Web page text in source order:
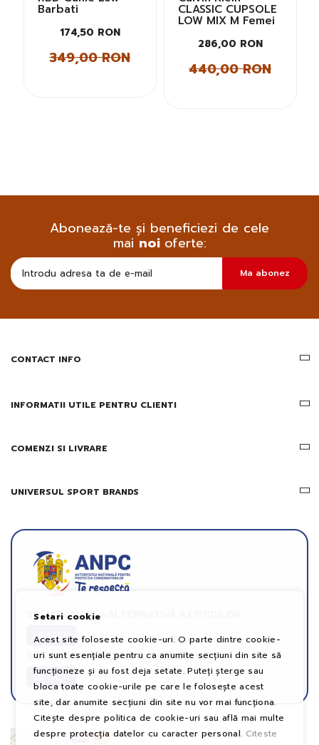
Barbati
174,50 RON
349,00 RON
CLASSIC CUPSOLE
LOW MIX M Femei
286,00 RON
440,00 RON
Abonează-te și beneficiezi de cele
mainoi oferte:
sa
primesc
informatii
Ma abonez
CONTACT INFO
INFORMATII UTILE PENTRU CLIENTI
COMENZI SI LIVRARE
UNIVERSUL SPORT BRANDS
SOLUȚIONAREA ALTERNATIVĂ A LITIGIILOR
DETALII
SOLUȚIONAREA ONLINE A LITIGIILOR
DETALII
Setari cookie
Acest site foloseste cookie-uri. O parte dintre cookie-
uri sunt esențiale pentru ca anumite secțiuni din site să
funcționeze și au fost deja setate. Puteți șterge sau
bloca toate cookie-urile pe care le folosește acest
site, dar anumite secțiuni din site nu vor mai funcționa.
Citește despre politica de cookie-uri sau află mai multe
despre protecția datelor cu caracter personal. Citeste